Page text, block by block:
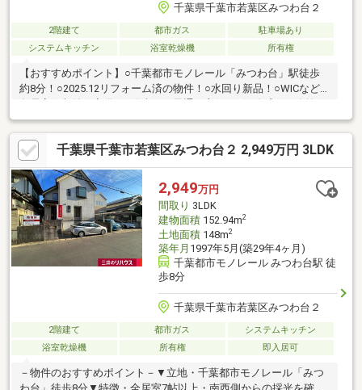
千葉県千葉市若葉区みつわ台２
2階建て 都市ガス
駐車場あり
システムキッチン
浴室乾燥機 所有権
【おすすめポイント】○千葉都市モノレール「みつわ台」駅徒歩
約8分！○2025.12リフォーム済の物件！○水回り新品！○WICなど
各居室に収納を完備！○陽当り・風通し良好！○解放感ある吹抜
け！○小・中学校まで安心の距離！○お買い物に便利な環境！○閑
静な住宅街の立地！【リフォーム内容】《水回り》キッチン・お
風呂・トイレ・洗面台《内装》クロス張替え・コンロ新品・室内
クリーニング・クッションフロア張替え・白蟻点検
千葉県千葉市若葉区みつわ台２ 2,949万円 3LDK
2,949万円
間取り 3LDK
建物面積152.94m2
土地面積148m2
築年月 1997年5月(築29年4ヶ月)
千葉都市モノレール みつわ台駅 徒
歩8分
千葉県千葉市若葉区みつわ台２
2階建て 都市ガス
システムキッチン
浴室乾燥機
所有権 即入居可
－物件のおすすめポイント－▼立地・千葉都市モノレール「みつ